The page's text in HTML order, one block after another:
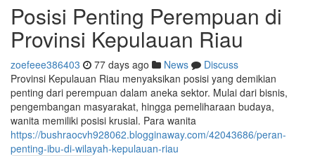
Posisi Penting Perempuan di
Provinsi Kepulauan Riau
zoefeee386403 77 days ago News
Discuss
Provinsi Kepulauan Riau menyaksikan posisi yang demikian
penting dari perempuan dalam aneka sektor. Mulai dari bisnis,
pengembangan masyarakat, hingga pemeliharaan budaya,
wanita memiliki posisi krusial. Para wanita
https://bushraocvh928062.blogginaway.com/42043686/peran-
penting-ibu-di-wilayah-kepulauan-riau